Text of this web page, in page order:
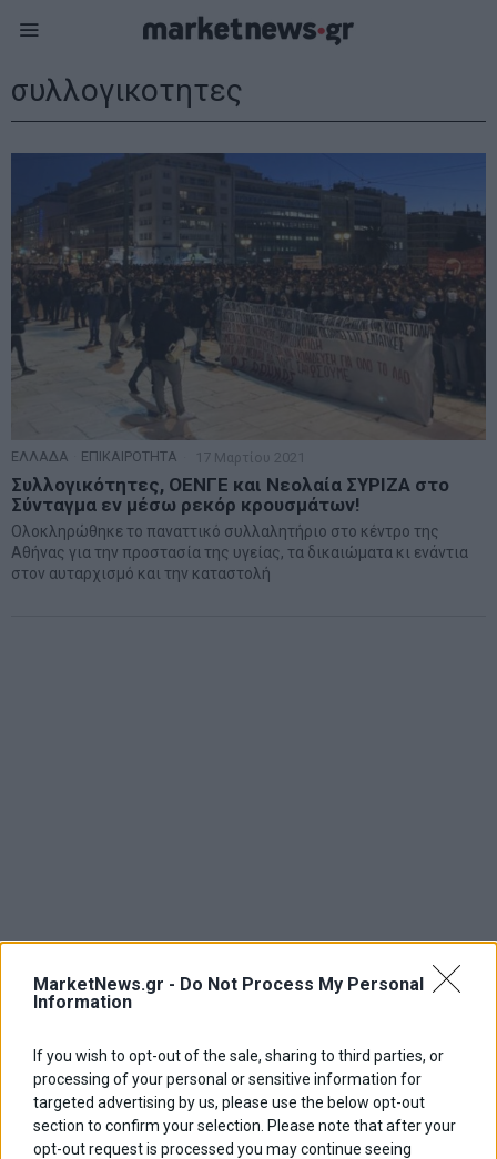
MarketNews.gr - Do Not Process My Personal
Information
If you wish to opt-out of the sale, sharing to third parties, or
processing of your personal or sensitive information for
targeted advertising by us, please use the below opt-out
section to confirm your selection. Please note that after your
opt-out request is processed you may continue seeing
συλλογικοτητες
ΕΛΛΑΔΑ ΕΠΙΚΑΙΡΟΤΗΤΑ 17 Μαρτίου 2021
Συλλογικότητες, ΟΕΝΓΕ και Νεολαία ΣΥΡΙΖΑ στο
Σύνταγμα εν μέσω ρεκόρ κρουσμάτων!
Ολοκληρώθηκε το παναττικό συλλαλητήριο στο κέντρο της
Αθήνας για την προστασία της υγείας, τα δικαιώματα κι ενάντια
στον αυταρχισμό και την καταστολή
Ελευθερία Κούρταλη
Οι «τιμωροί» των ομολόγων επέστρεψαν